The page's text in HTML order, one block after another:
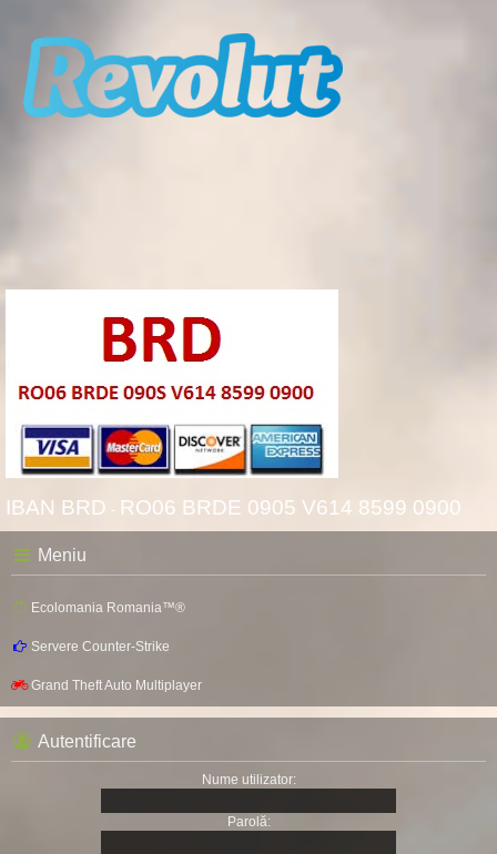
IBAN BRD - RO06 BRDE 0905 V614 8599 0900
Meniu
Ecolomania Romania™®
Servere Counter-Strike
Grand Theft Auto Multiplayer
Autentificare
Nume utilizator:
Parolă: